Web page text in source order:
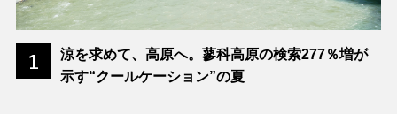
1
涼を求めて、高原へ。蓼科高原の検索277％増が
示す“クールケーション”の夏